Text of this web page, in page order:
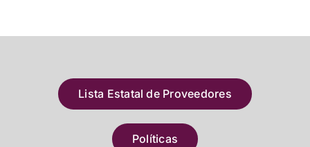
Lista Estatal de Proveedores
Políticas